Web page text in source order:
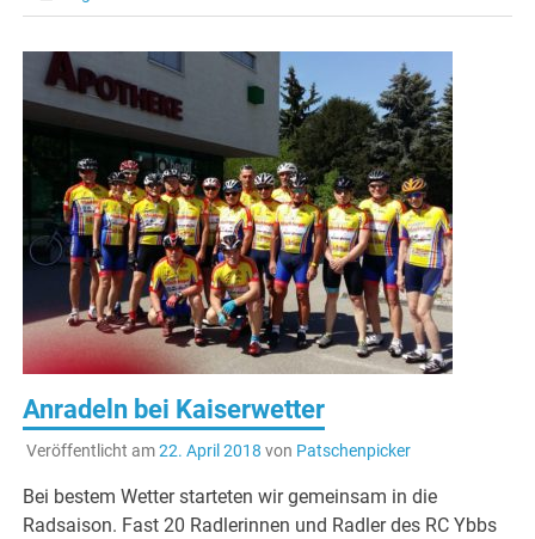
Anradeln bei Kaiserwetter
Veröffentlicht am22. April 2018 von Patschenpicker
Bei bestem Wetter starteten wir gemeinsam in die
Radsaison. Fast 20 Radlerinnen und Radler des RC Ybbs